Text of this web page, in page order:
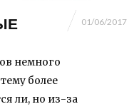
01/06/2017
немного
более
ли, но из-за